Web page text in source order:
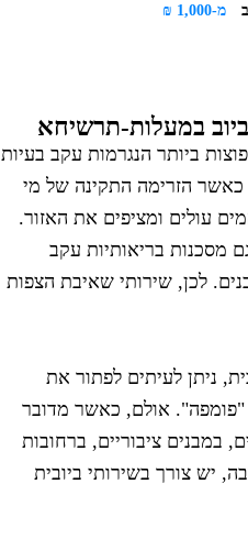
מ-1,000 ₪
במעלות-תרשיחא
ביותר הנגרמות עקב בעיות
הזרימה התקינה של מי
עולים ומציפים את האזור.
מסכנות בריאותיות עקב
לכן, שירותי שאיבת הצפות
ניתן לעיתים לפתור את
אולם, כאשר מדובר
במבנים ציבוריים, ברחובות
יש צורך בשירותי ביובית